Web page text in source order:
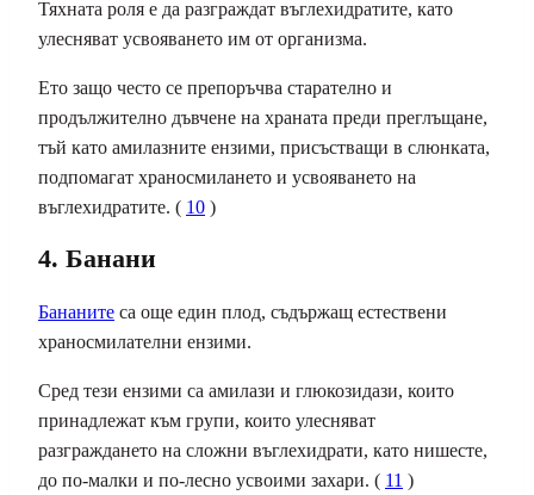
Тяхната роля е да разграждат въглехидратите, като
улесняват усвояването им от организма.
Ето защо често се препоръчва старателно и
продължително дъвчене на храната преди преглъщане,
тъй като амилазните ензими, присъстващи в слюнката,
подпомагат храносмилането и усвояването на
въглехидратите. ( 10 )
4. Банани
Бананите са още един плод, съдържащ естествени
храносмилателни ензими.
Сред тези ензими са амилази и глюкозидази, които
принадлежат към групи, които улесняват
разграждането на сложни въглехидрати, като нишесте,
до по-малки и по-лесно усвоими захари. ( 11 )